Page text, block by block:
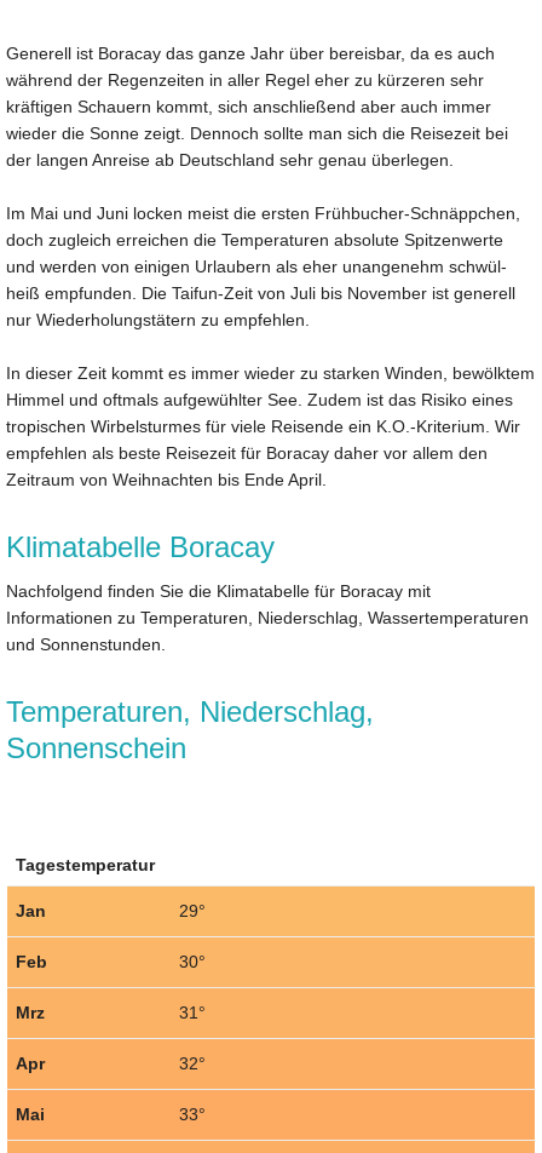
Generell ist Boracay das ganze Jahr über bereisbar, da es auch
während der Regenzeiten in aller Regel eher zu kürzeren sehr
kräftigen Schauern kommt, sich anschließend aber auch immer
wieder die Sonne zeigt. Dennoch sollte man sich die Reisezeit bei
der langen Anreise ab Deutschland sehr genau überlegen.
Im Mai und Juni locken meist die ersten Frühbucher-Schnäppchen,
doch zugleich erreichen die Temperaturen absolute Spitzenwerte
und werden von einigen Urlaubern als eher unangenehm schwül-
heiß empfunden. Die Taifun-Zeit von Juli bis November ist generell
nur Wiederholungstätern zu empfehlen.
In dieser Zeit kommt es immer wieder zu starken Winden, bewölktem
Himmel und oftmals aufgewühlter See. Zudem ist das Risiko eines
tropischen Wirbelsturmes für viele Reisende ein K.O.-Kriterium. Wir
empfehlen als beste Reisezeit für Boracay daher vor allem den
Zeitraum von Weihnachten bis Ende April.
Klimatabelle Boracay
Nachfolgend finden Sie die Klimatabelle für Boracay mit
Informationen zu Temperaturen, Niederschlag, Wassertemperaturen
und Sonnenstunden.
Temperaturen, Niederschlag,
Sonnenschein
Tagestemperatur
Jan 29°
Feb 30°
Mrz 31°
Apr 32°
Mai 33°